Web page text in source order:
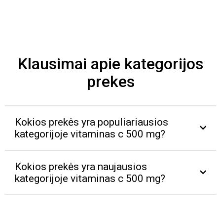
Klausimai apie kategorijos
prekes
Kokios prekės yra populiariausios
kategorijoje vitaminas c 500 mg?
Kokios prekės yra naujausios
kategorijoje vitaminas c 500 mg?